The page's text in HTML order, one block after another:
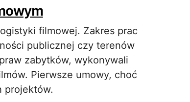
filmowej. Zakres prac
publicznej czy terenów
zabytków, wykonywali
Pierwsze umowy, choć
projektów.